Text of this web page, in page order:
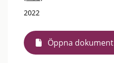
2022
Öppna dokument